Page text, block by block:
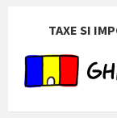
TAXE SI